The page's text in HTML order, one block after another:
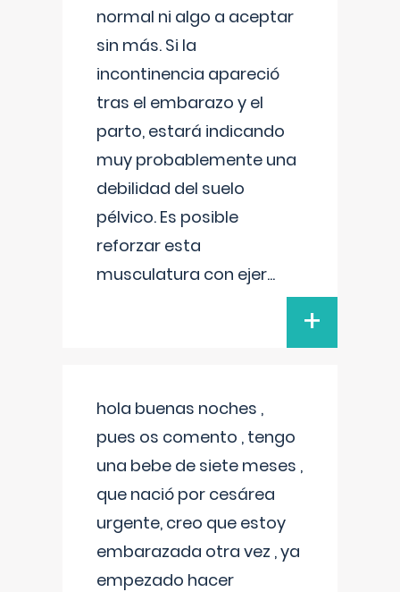
normal ni algo a aceptar
sin más. Si la
incontinencia apareció
tras el embarazo y el
parto, estará indicando
muy probablemente una
debilidad del suelo
pélvico. Es posible
reforzar esta
musculatura con ejer...
+
hola buenas noches ,
pues os comento , tengo
una bebe de siete meses ,
que nació por cesárea
urgente, creo que estoy
embarazada otra vez , ya
empezado hacer